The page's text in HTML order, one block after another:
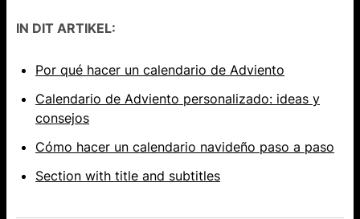
IN DIT ARTIKEL:
Por qué hacer un calendario de Adviento
Calendario de Adviento personalizado: ideas y
consejos
Cómo hacer un calendario navideño paso a paso
Section with title and subtitles